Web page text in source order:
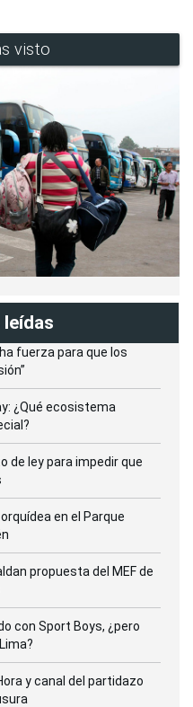
visto
leídas
fuerza para que los
¿Qué ecosistema
de ley para impedir que
en el Parque
propuesta del MEF de
con Sport Boys, ¿pero
y canal del partidazo